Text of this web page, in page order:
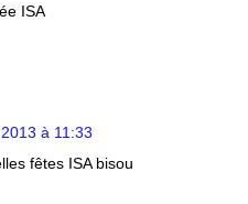
ISA
à 11:33
fêtes ISA bisou